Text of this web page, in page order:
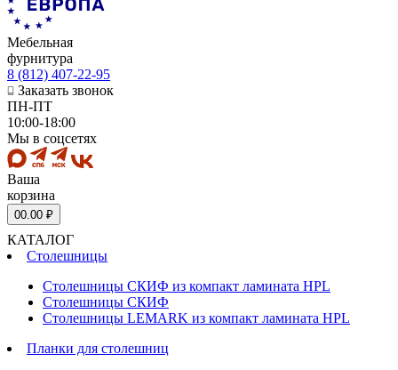
Мебельная
фурнитура
8 (812) 407-22-95
Заказать звонок
ПН-ПТ
10:00-18:00
Мы в соцсетях
Ваша
корзина
00.00 ₽
КАТАЛОГ
Столешницы
Столешницы СКИФ из компакт ламината HPL
Столешницы СКИФ
Столешницы LEMARK из компакт ламината HPL
Планки для столешниц